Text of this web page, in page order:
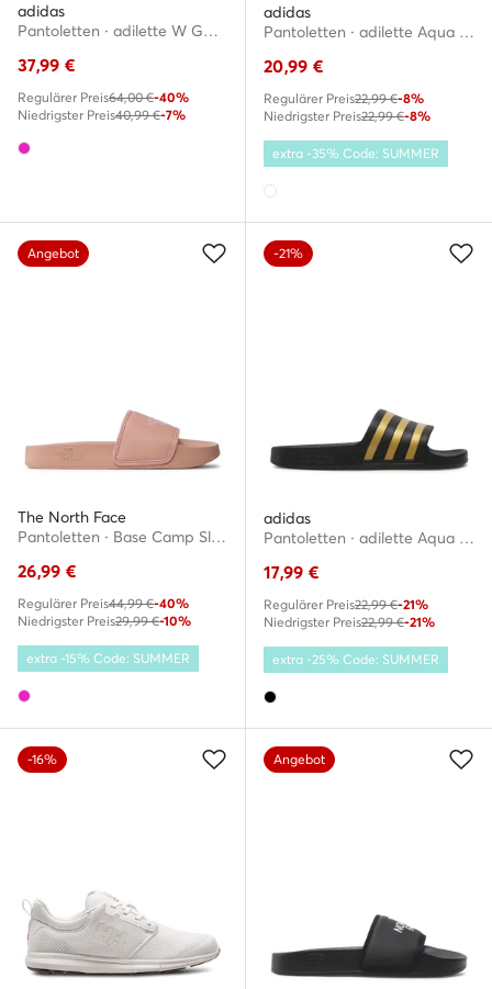
adidas
Pantoletten · adilette W GX3372 · Rosa
37,99 €
Regulärer Preis64,00 €-40%
Niedrigster Preis40,99 €-7%
adidas
Pantoletten · adilette Aqua GZ5237 · Weiß
20,99 €
Regulärer Preis22,99 €-8%
Niedrigster Preis22,99 €-8%
extra -35% Code: SUMMER
Angebot
The North Face
Pantoletten · Base Camp Slide III NF0A4T2SZ1P1 · Rosa
26,99 €
Regulärer Preis44,99 €-40%
Niedrigster Preis29,99 €-10%
extra -15% Code: SUMMER
-21%
adidas
Pantoletten · adilette Aqua EG1758 · Schwarz
17,99 €
Regulärer Preis22,99 €-21%
Niedrigster Preis22,99 €-21%
extra -25% Code: SUMMER
-16% Angebot